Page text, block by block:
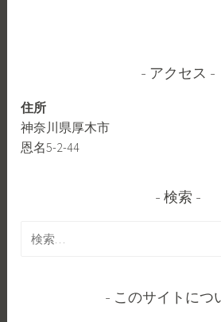
アクセス
住所
神奈川県厚木市
恩名5-2-44
検索
検
索:
このサイトにつ